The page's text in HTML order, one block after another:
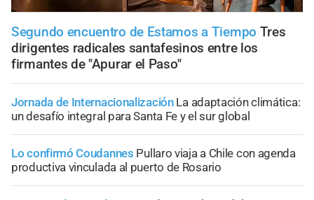
Segundo encuentro de Estamos a Tiempo Tres
dirigentes radicales santafesinos entre los
firmantes de "Apurar el Paso"
Jornada de Internacionalización La adaptación climática:
un desafío integral para Santa Fe y el sur global
Lo confirmó Coudannes Pullaro viaja a Chile con agenda
productiva vinculada al puerto de Rosario